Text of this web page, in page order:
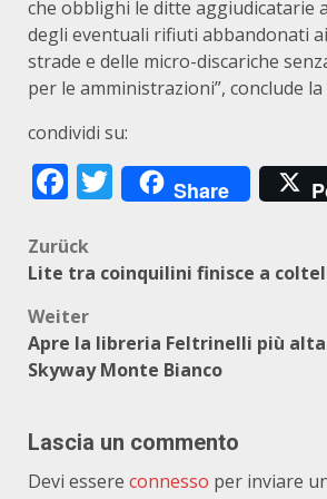
che obblighi le ditte aggiudicatarie
degli eventuali rifiuti abbandonati
strade e delle micro-discariche
per le amministrazioni”, conclude
condividi su:
Facebook
Twitter
Share
Beitragsnavigation
Zurück
Lite tra coinquilini finisce a
Weiter
Apre la libreria Feltrinelli più alta
Skyway Monte Bianco
Lascia un commento
Devi essere connesso per inviare